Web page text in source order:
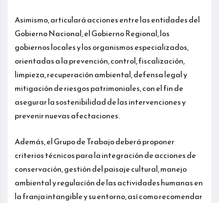
Asimismo, articulará acciones entre las entidades del
Gobierno Nacional, el Gobierno Regional, los
gobiernos locales y los organismos especializados,
orientadas a la prevención, control, fiscalización,
limpieza, recuperación ambiental, defensa legal y
mitigación de riesgos patrimoniales, con el fin de
asegurar la sostenibilidad de las intervenciones y
prevenir nuevas afectaciones.
Además, el Grupo de Trabajo deberá proponer
criterios técnicos para la integración de acciones de
conservación, gestión del paisaje cultural, manejo
ambiental y regulación de las actividades humanas en
la franja intangible y su entorno, así como recomendar